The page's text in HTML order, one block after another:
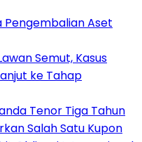
Pengembalian Aset
Semut, Kasus
ke Tahap
Tenor Tiga Tahun
Salah Satu Kupon